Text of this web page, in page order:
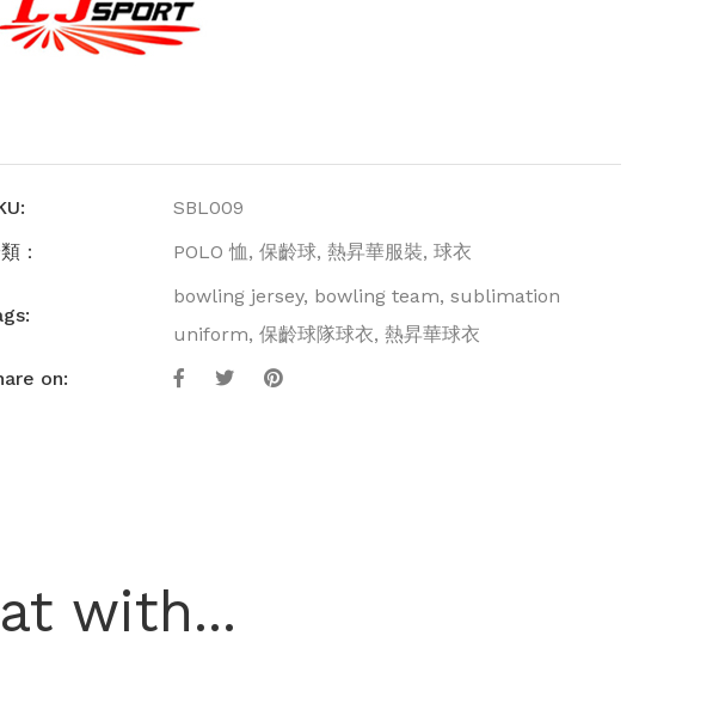
SBL009
：
POLO 恤, 保齡球, 熱昇華服裝, 球衣
bowling jersey, bowling team, sublimation
uniform, 保齡球隊球衣, 熱昇華球衣
on:
with...